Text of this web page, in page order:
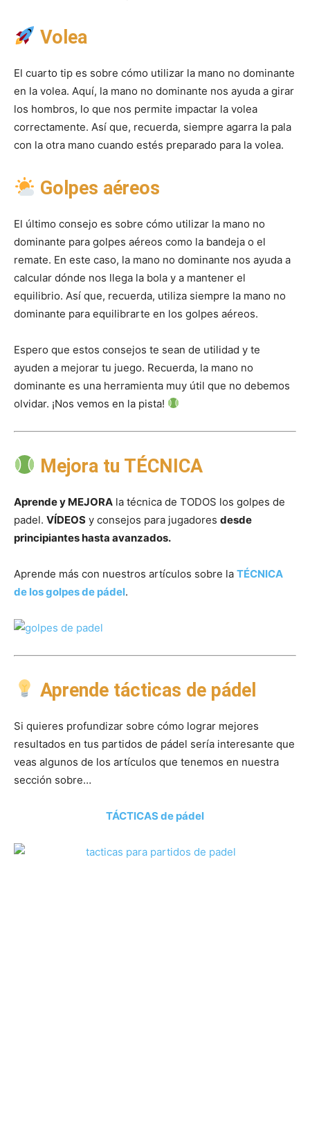
Volea
El cuarto tip es sobre cómo utilizar la mano no dominante
en la volea. Aquí, la mano no dominante nos ayuda a girar
los hombros, lo que nos permite impactar la volea
correctamente. Así que, recuerda, siempre agarra la pala
con la otra mano cuando estés preparado para la volea.
Golpes aéreos
El último consejo es sobre cómo utilizar la mano no
dominante para golpes aéreos como la bandeja o el
remate. En este caso, la mano no dominante nos ayuda a
calcular dónde nos llega la bola y a mantener el
equilibrio. Así que, recuerda, utiliza siempre la mano no
dominante para equilibrarte en los golpes aéreos.
Espero que estos consejos te sean de utilidad y te
ayuden a mejorar tu juego. Recuerda, la mano no
dominante es una herramienta muy útil que no debemos
olvidar. ¡Nos vemos en la pista!
Mejora tu TÉCNICA
Aprende y MEJORA la técnica de TODOS los golpes de
padel. VÍDEOS y consejos para jugadores desde
principiantes hasta avanzados.
Aprende más con nuestros artículos sobre la TÉCNICA
de los golpes de pádel.
Aprende tácticas de pádel
Si quieres profundizar sobre cómo lograr mejores
resultados en tus partidos de pádel sería interesante que
veas algunos de los artículos que tenemos en nuestra
sección sobre…
TÁCTICAS de pádel